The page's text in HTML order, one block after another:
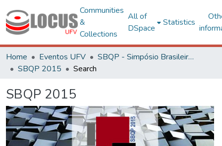
Communities
&
Collections
All of
DSpace
Statistics
Home Eventos UFV
SBQP - Simpósio Brasileiro de Qualidade do Projeto no Ambiente Construído
SBQP 2015
Search
SBQP 2015